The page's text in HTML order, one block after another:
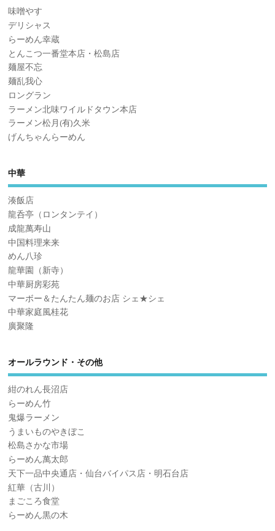
味噌やす
デリシャス
らーめん幸蔵
とんこつ一番堂本店・松島店
麺屋不忘
麺乱我心
ロングラン
ラーメン北味ワイルドタウン本店
ラーメン松月(有)久米
げんちゃんらーめん
中華
湊飯店
龍呑亭（ロンタンテイ）
成龍萬寿山
中国料理来来
めん八珍
龍華園（新寺）
中華厨房彩苑
マーボー＆たんたん麺のお店 シェ★シェ
中華家庭風桂花
廣聚隆
オールラウンド・その他
紺のれん長沼店
らーめん竹
鬼爆ラーメン
うまいものやきぼこ
松島さかな市場
らーめん萬太郎
天下一品中央通店・仙台バイパス店・明石台店
紅華（古川）
まごころ食堂
らーめん黒の木